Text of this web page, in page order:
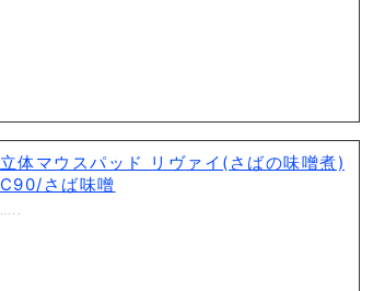
立体マウスパッド リヴァイ(さばの味噌煮)
C90/さば味噌
…..